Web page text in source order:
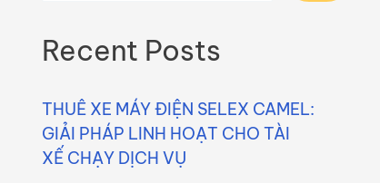
Recent Posts
THUÊ XE MÁY ĐIỆN SELEX CAMEL:
GIẢI PHÁP LINH HOẠT CHO TÀI
XẾ CHẠY DỊCH VỤ